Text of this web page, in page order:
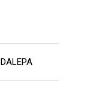
DALEPA